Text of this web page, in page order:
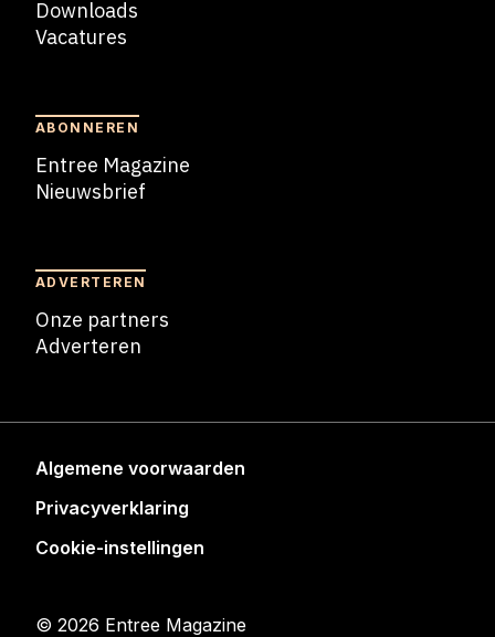
Downloads
Vacatures
ABONNEREN
Entree Magazine
Nieuwsbrief
ADVERTEREN
Onze partners
Adverteren
Algemene voorwaarden
Privacyverklaring
Cookie-instellingen
© 2026 Entree Magazine